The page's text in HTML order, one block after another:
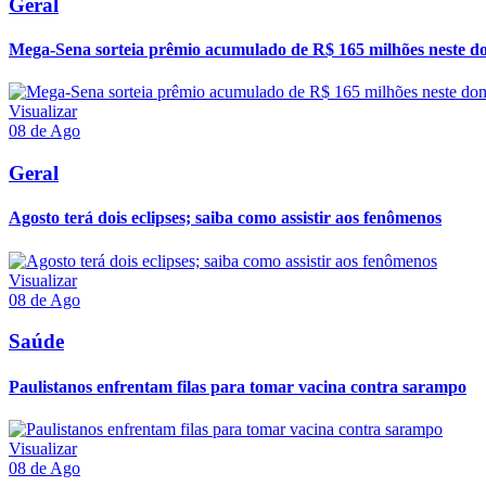
Geral
Mega-Sena sorteia prêmio acumulado de R$ 165 milhões neste
Visualizar
08 de Ago
Geral
Agosto terá dois eclipses; saiba como assistir aos fenômenos
Visualizar
08 de Ago
Saúde
Paulistanos enfrentam filas para tomar vacina contra sarampo
Visualizar
08 de Ago